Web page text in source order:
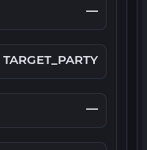
—
TARGET_PARTY
—